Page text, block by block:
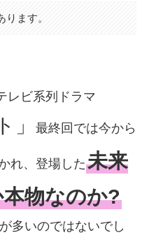
ます。
レビ系列ドラマ
」 最終回では今から
れ、登場した未来
物なのか?
多いのではないでし